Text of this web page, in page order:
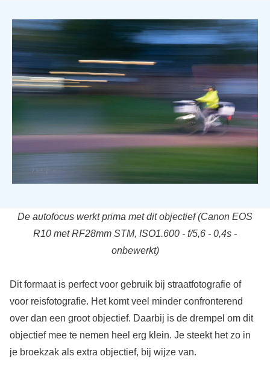
De autofocus werkt prima met dit objectief (Canon EOS
R10 met RF28mm STM, ISO1.600 - f/5,6 - 0,4s -
onbewerkt)
Dit formaat is perfect voor gebruik bij straatfotografie of
voor reisfotografie. Het komt veel minder confronterend
over dan een groot objectief. Daarbij is de drempel om dit
objectief mee te nemen heel erg klein. Je steekt het zo in
je broekzak als extra objectief, bij wijze van.